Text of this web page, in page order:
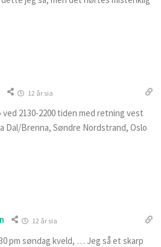
12 år sia
2130-2200 tiden med retning vest
Dal/Brenna, Søndre Nordstrand, Oslo
12 år sia
pm søndag kveld, … Jeg så et skarp